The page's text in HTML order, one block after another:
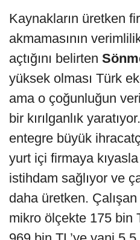
Kaynakların üretken
akmamasının
açtığını belirten
yüksek olması Türk
ama o çoğunluğun
bir kırılganlık
entegre büyük
yurt içi firmaya
istihdam sağlıyor ve
daha üretken.
mikro ölçekte 175 bin